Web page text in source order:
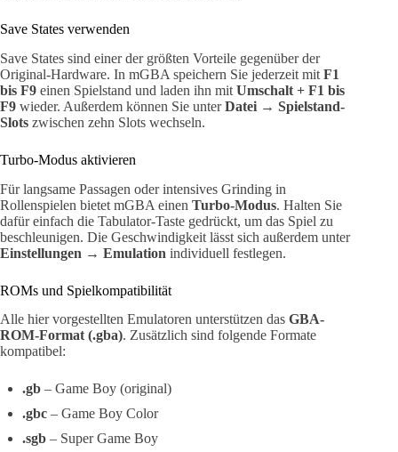
Save States verwenden
Save States sind einer der größten Vorteile gegenüber der
Original-Hardware. In mGBA speichern Sie jederzeit mit F1
bis F9 einen Spielstand und laden ihn mit Umschalt + F1 bis
F9 wieder. Außerdem können Sie unterDatei → Spielstand-
Slots zwischen zehn Slots wechseln.
Turbo-Modus aktivieren
Für langsame Passagen oder intensives Grinding in
Rollenspielen bietet mGBA einen Turbo-Modus. Halten Sie
dafür einfach die Tabulator-Taste gedrückt, um das Spiel zu
beschleunigen. Die Geschwindigkeit lässt sich außerdem unter
Einstellungen → Emulation individuell festlegen.
ROMs und Spielkompatibilität
Alle hier vorgestellten Emulatoren unterstützen das GBA-
ROM-Format (.gba). Zusätzlich sind folgende Formate
kompatibel:
.gb – Game Boy (original)
.gbc – Game Boy Color
.sgb – Super Game Boy